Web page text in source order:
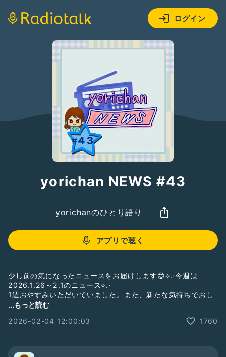
ログイン
yorichan NEWS #43
yorichanのひとり語り
アプリで聴く
少し前の気になったニュースをお届けします😊⟡.·今週は
2026.1.26～2.1のニュース⟡.·
1週おやすみいただいていました。また、新たな気持ちでおし
ゃべりしていきます🍀*゜最後途切れてますw
BGMは、Howling-Indicator( https://howlingindicator.net)
使わせていただいています。
...もっと読む
2026-02-04 12:00:03
1760